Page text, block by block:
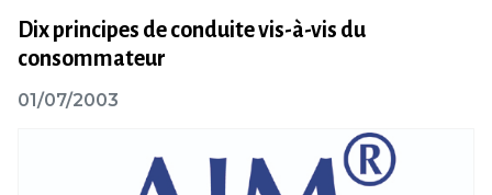
Dix principes de conduite vis-à-vis du
consommateur
01/07/2003